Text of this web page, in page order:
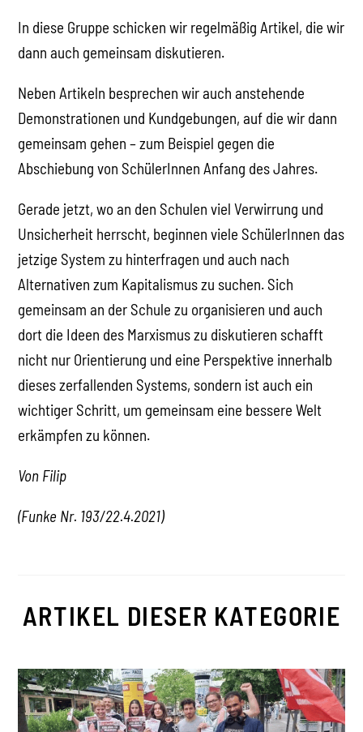
In diese Gruppe schicken wir regelmäßig Artikel, die wir
dann auch gemeinsam diskutieren.
Neben Artikeln besprechen wir auch anstehende
Demonstrationen und Kundgebungen, auf die wir dann
gemeinsam gehen – zum Beispiel gegen die
Abschiebung von SchülerInnen Anfang des Jahres.
Gerade jetzt, wo an den Schulen viel Verwirrung und
Unsicherheit herrscht, beginnen viele SchülerInnen das
jetzige System zu hinterfragen und auch nach
Alternativen zum Kapitalismus zu suchen. Sich
gemeinsam an der Schule zu organisieren und auch
dort die Ideen des Marxismus zu diskutieren schafft
nicht nur Orientierung und eine Perspektive innerhalb
dieses zerfallenden Systems, sondern ist auch ein
wichtiger Schritt, um gemeinsam eine bessere Welt
erkämpfen zu können.
Von Filip
(Funke Nr. 193/22.4.2021)
ARTIKEL DIESER KATEGORIE